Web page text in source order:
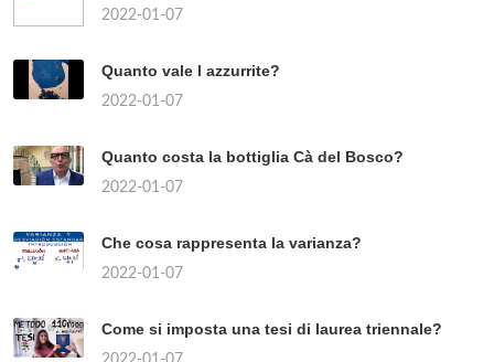
2022-01-07
Quanto vale l azzurrite?
2022-01-07
Quanto costa la bottiglia Cà del Bosco?
2022-01-07
Che cosa rappresenta la varianza?
2022-01-07
Come si imposta una tesi di laurea triennale?